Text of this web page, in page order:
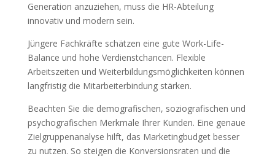
Generation anzuziehen, muss die HR-Abteilung
innovativ und modern sein.
Jüngere Fachkräfte schätzen eine gute Work-Life-
Balance und hohe Verdienstchancen. Flexible
Arbeitszeiten und Weiterbildungsmöglichkeiten können
langfristig die Mitarbeiterbindung stärken.
Beachten Sie die demografischen, soziografischen und
psychografischen Merkmale Ihrer Kunden. Eine genaue
Zielgruppenanalyse hilft, das Marketingbudget besser
zu nutzen. So steigen die Konversionsraten und die